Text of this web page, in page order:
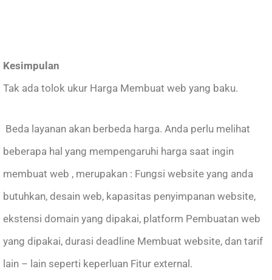
Kesimpulan
Tak ada tolok ukur Harga Membuat web yang baku.
Beda layanan akan berbeda harga. Anda perlu melihat
beberapa hal yang mempengaruhi harga saat ingin
membuat web , merupakan : Fungsi website yang anda
butuhkan, desain web, kapasitas penyimpanan website,
ekstensi domain yang dipakai, platform Pembuatan web
yang dipakai, durasi deadline Membuat website, dan tarif
lain – lain seperti keperluan Fitur external.